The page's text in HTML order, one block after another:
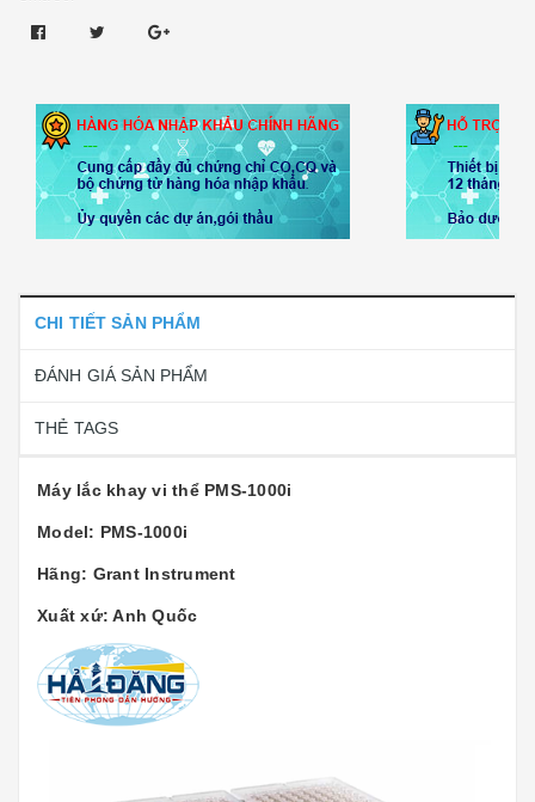
CHI TIẾT SẢN PHẨM
ĐÁNH GIÁ SẢN PHẨM
THẺ TAGS
Máy lắc khay vi thể PMS-1000i
Model: PMS-1000i
Hãng: Grant Instrument
Xuất xứ: Anh Quốc